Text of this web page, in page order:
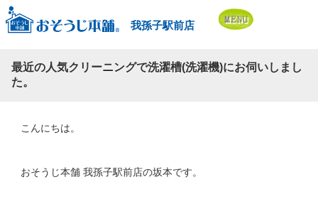
我孫子駅前店
最近の人気クリーニングで洗濯槽(洗濯機)にお伺いしまし
た。
こんにちは。
おそうじ本舗 我孫子駅前店の坂本です。